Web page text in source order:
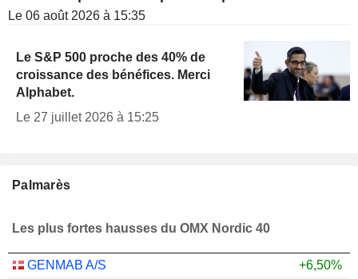
Le 06 août 2026 à 15:35
Le S&P 500 proche des 40% de
croissance des bénéfices. Merci
Alphabet.
Le 27 juillet 2026 à 15:25
Palmarès
Les plus fortes hausses du OMX Nordic 40
GENMAB A/S
+6,50%